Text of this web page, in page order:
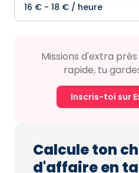
16 € - 18 € / heure
Missions d'extra
rapide, tu
Inscris-toi sur
Calcule ton
d'affaire en